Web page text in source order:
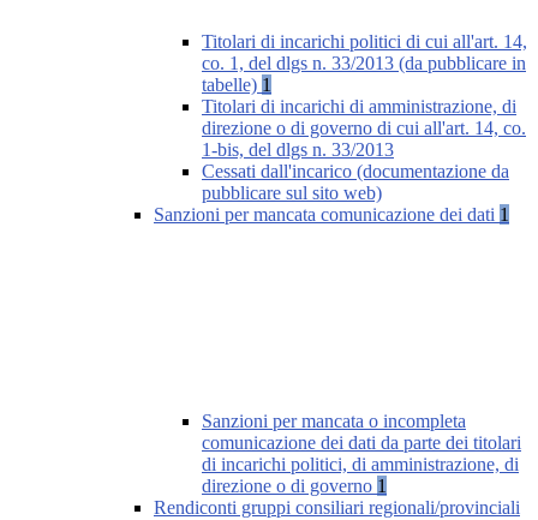
Titolari di incarichi politici di cui all'art. 14,
co. 1, del dlgs n. 33/2013 (da pubblicare in
tabelle) 1
Titolari di incarichi di amministrazione, di
direzione o di governo di cui all'art. 14, co.
1-bis, del dlgs n. 33/2013
Cessati dall'incarico (documentazione da
pubblicare sul sito web)
Sanzioni per mancata comunicazione dei dati 1
Sanzioni per mancata o incompleta
comunicazione dei dati da parte dei titolari
di incarichi politici, di amministrazione, di
direzione o di governo 1
Rendiconti gruppi consiliari regionali/provinciali